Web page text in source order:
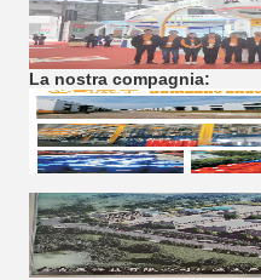
La nostra compagnia: